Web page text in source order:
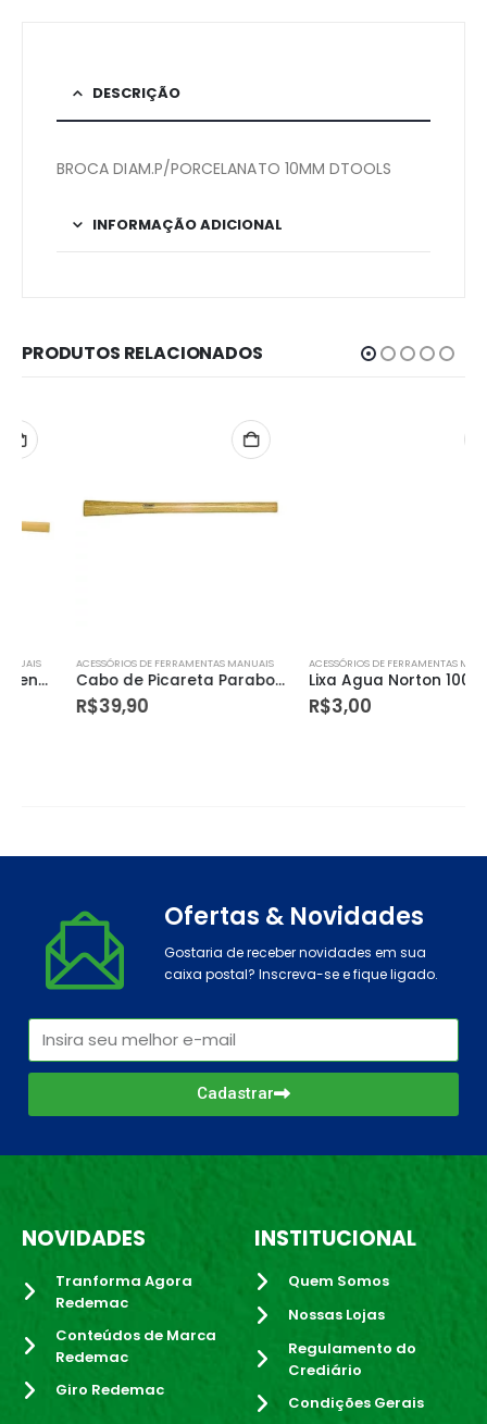
DESCRIÇÃO
BROCA DIAM.P/PORCELANATO 10MM DTOOLS
INFORMAÇÃO ADICIONAL
PRODUTOS RELACIONADOS
ACESSÓRIOS DE FERRAMENTAS MANUAIS
Cabo de Picareta Paraboni
39,90
ACESSÓRIOS DE FERRAMENTAS MANUAIS
Lixa Agua Norton 100 T223 com 50 Peças
3,00
Ofertas & Novidades
Gostaria de receber novidades em sua
caixa postal? Inscreva-se e fique ligado.
Cadastrar
NOVIDADES
Tranforma Agora
Redemac
Conteúdos de Marca
Redemac
Giro Redemac
INSTITUCIONAL
Quem Somos
Nossas Lojas
Regulamento do
Crediário
Condições Gerais